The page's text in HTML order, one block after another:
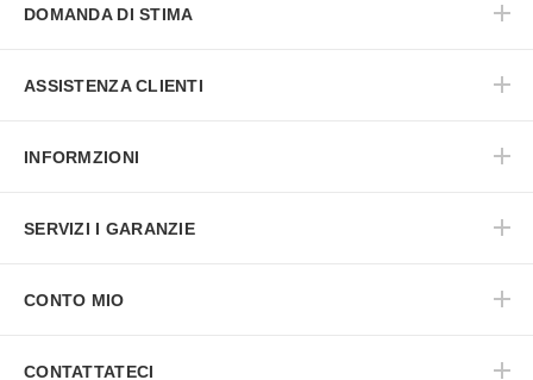
DOMANDA DI STIMA
ASSISTENZA CLIENTI
INFORMZIONI
SERVIZI I GARANZIE
CONTO MIO
CONTATTATECI